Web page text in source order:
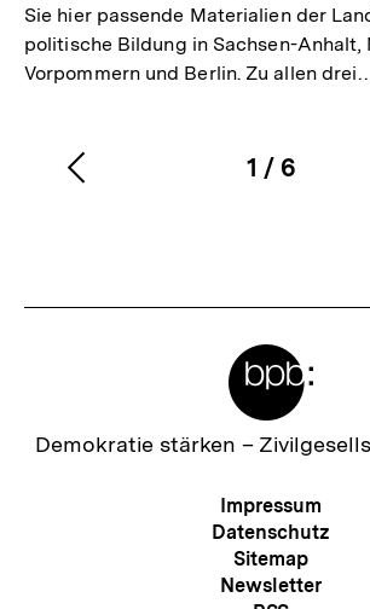
Sie hier passende Materialien der
politische Bildung in Sachsen-Anhalt,
Vorpommern und Berlin. Zu allen
1
von
/ 6
Vorherigen
Zur
Demokratie stärken –
Meta-
Navigation
Impressum
Datenschutz
Sitemap
Newsletter